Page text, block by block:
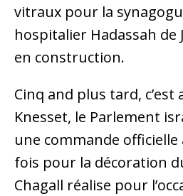
vitraux pour la
hospitalier Hadassah de
en construction.
Cinq and plus tard, c’est
Knesset, le Parlement
une commande officielle
fois pour la décoration
Chagall réalise pour